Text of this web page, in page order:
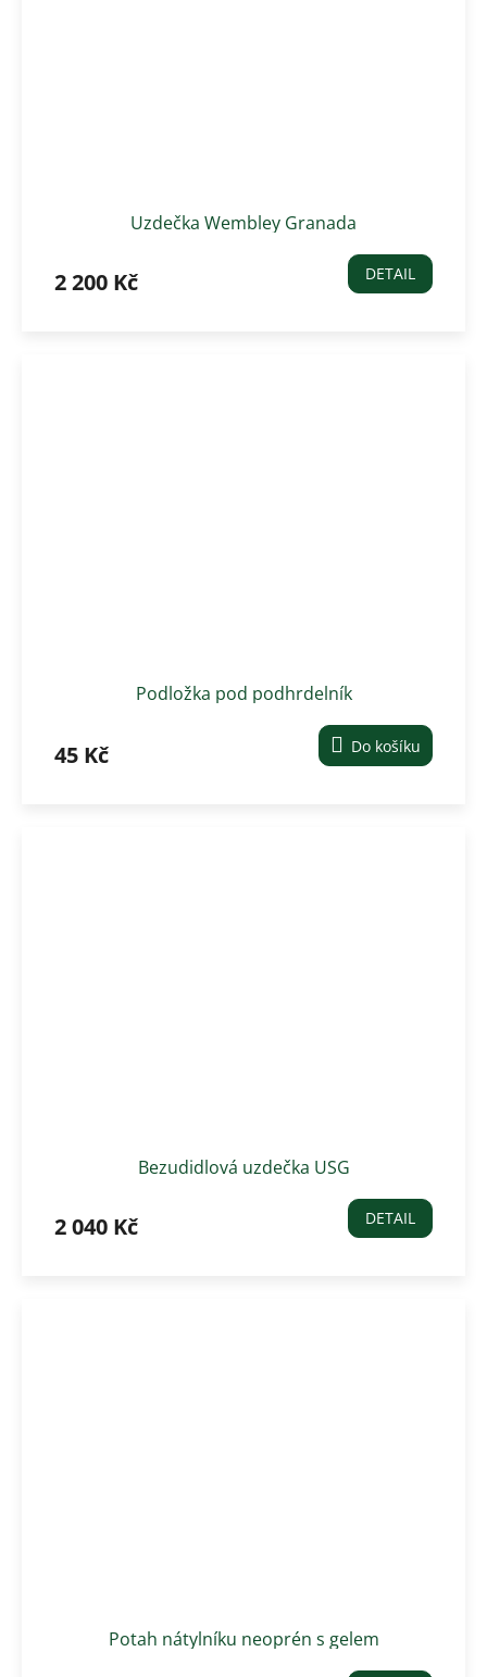
Uzdečka Wembley Granada
2 200 Kč DETAIL
Podložka pod podhrdelník
45 Kč Do košíku
Bezudidlová uzdečka USG
2 040 Kč DETAIL
Potah nátylníku neoprén s gelem